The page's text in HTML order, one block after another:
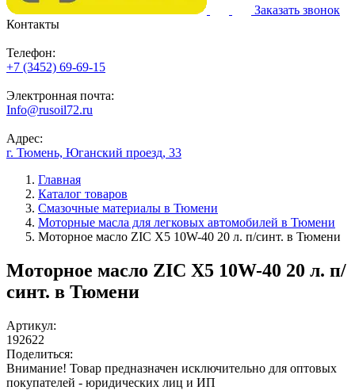
Заказать звонок
Контакты
Телефон:
+7 (3452) 69-69-15
Электронная почта:
Info@rusoil72.ru
Адрес:
г. Тюмень, Юганский проезд, 33
Главная
Каталог товаров
Смазочные материалы в Тюмени
Моторные масла для легковых автомобилей в Тюмени
Моторное масло ZIC X5 10W-40 20 л. п/синт. в Тюмени
Моторное масло ZIC X5 10W-40 20 л. п/
синт. в Тюмени
Артикул:
192622
Поделиться:
Внимание! Товар предназначен исключительно для оптовых
покупателей - юридических лиц и ИП